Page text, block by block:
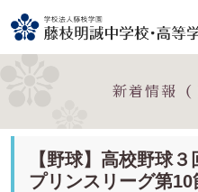
新着情報（
【野球】高校野球
プリンスリーグ第10